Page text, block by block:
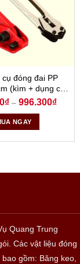
cụ đóng đai PP
(kìm + dụng cụ
đai)
₫– 996.300₫
NGAY
Quang Trung
Các vật liệu đóng
gồm: Băng keo,